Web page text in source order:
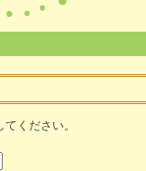
ください。